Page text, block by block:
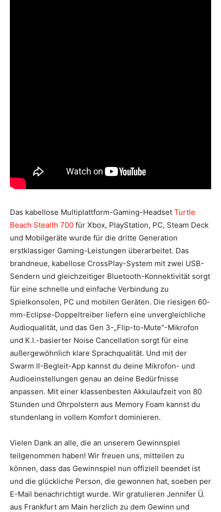
Das kabellose Multiplattform-Gaming-Headset Turtle
Beach Stealth 700 für Xbox, PlayStation, PC, Steam Deck
und Mobilgeräte wurde für die dritte Generation
erstklassiger Gaming-Leistungen überarbeitet. Das
brandneue, kabellose CrossPlay-System mit zwei USB-
Sendern und gleichzeitiger Bluetooth-Konnektivität sorgt
für eine schnelle und einfache Verbindung zu
Spielkonsolen, PC und mobilen Geräten. Die riesigen 60-
mm-Eclipse-Doppeltreiber liefern eine unvergleichliche
Audioqualität, und das Gen 3-„Flip-to-Mute“-Mikrofon
und K.I.-basierter Noise Cancellation sorgt für eine
außergewöhnlich klare Sprachqualität. Und mit der
Swarm II-Begleit-App kannst du deine Mikrofon- und
Audioeinstellungen genau an deine Bedürfnisse
anpassen. Mit einer klassenbesten Akkulaufzeit von 80
Stunden und Ohrpolstern aus Memory Foam kannst du
stundenlang in vollem Komfort dominieren.
Vielen Dank an alle, die an unserem Gewinnspiel
teilgenommen haben! Wir freuen uns, mitteilen zu
können, dass das Gewinnspiel nun offiziell beendet ist
und die glückliche Person, die gewonnen hat, soeben per
E-Mail benachrichtigt wurde. Wir gratulieren Jennifer Ü.
aus Frankfurt am Main herzlich zu dem Gewinn und